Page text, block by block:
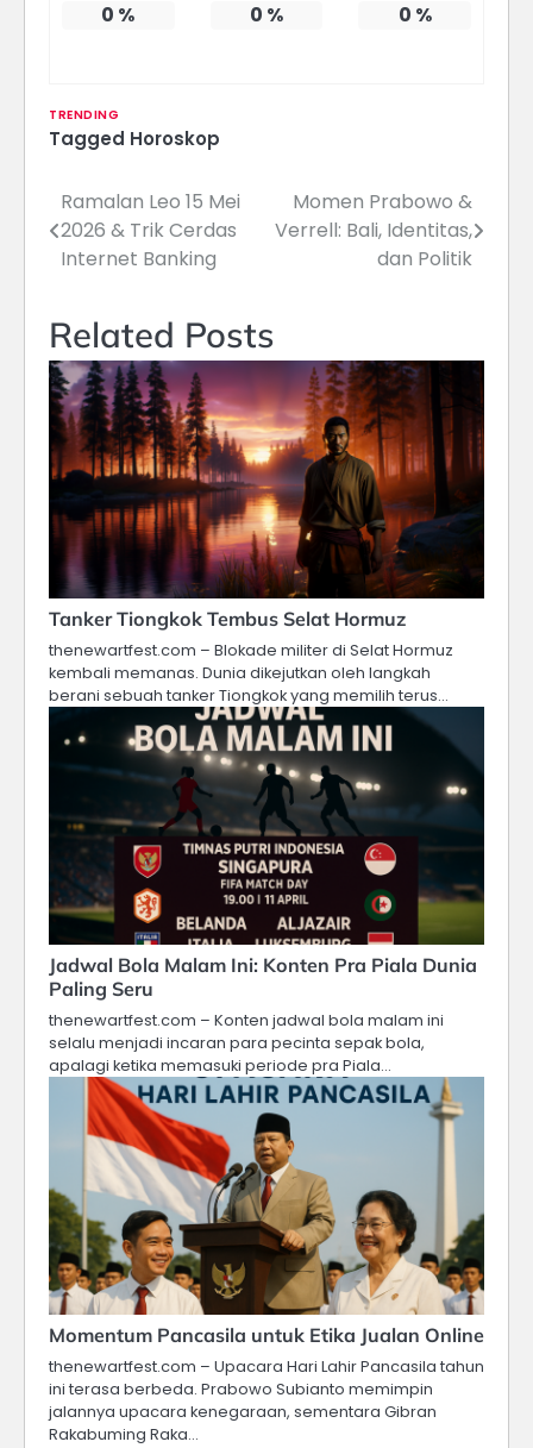
0 % 0 % 0 %
TRENDING
Tagged Horoskop
Navigasi
pos
Ramalan Leo 15 Mei
2026 & Trik Cerdas
Internet Banking
Momen Prabowo &
Verrell: Bali, Identitas,
dan Politik
Related Posts
Tanker Tiongkok Tembus Selat Hormuz
thenewartfest.com – Blokade militer di Selat Hormuz
kembali memanas. Dunia dikejutkan oleh langkah
berani sebuah tanker Tiongkok yang memilih terus…
Jadwal Bola Malam Ini: Konten Pra Piala Dunia
Paling Seru
thenewartfest.com – Konten jadwal bola malam ini
selalu menjadi incaran para pecinta sepak bola,
apalagi ketika memasuki periode pra Piala…
Momentum Pancasila untuk Etika Jualan Online
thenewartfest.com – Upacara Hari Lahir Pancasila tahun
ini terasa berbeda. Prabowo Subianto memimpin
jalannya upacara kenegaraan, sementara Gibran
Rakabuming Raka…